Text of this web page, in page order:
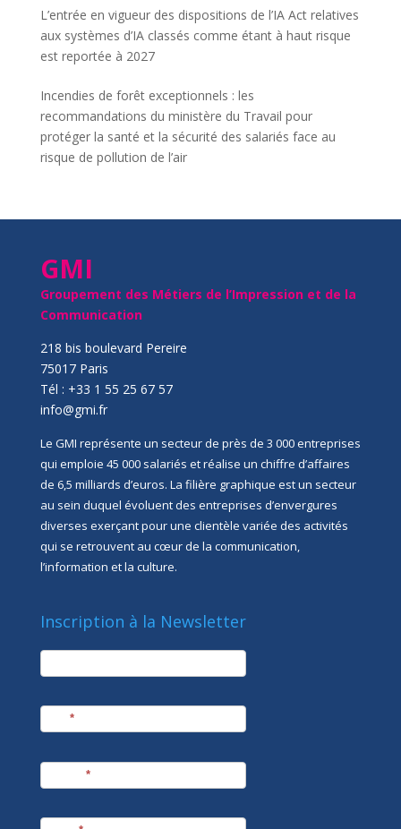
L’entrée en vigueur des dispositions de l’IA Act relatives
aux systèmes d’IA classés comme étant à haut risque
est reportée à 2027
Incendies de forêt exceptionnels : les
recommandations du ministère du Travail pour
protéger la santé et la sécurité des salariés face au
risque de pollution de l’air
GMI
Groupement des Métiers de l’Impression et de la
Communication
218 bis boulevard Pereire
75017 Paris
Tél : +33 1 55 25 67 57
info@gmi.fr
Le GMI représente un secteur de près de 3 000 entreprises
qui emploie 45 000 salariés et réalise un chiffre d’affaires
de 6,5 milliards d’euros. La filière graphique est un secteur
au sein duquel évoluent des entreprises d’envergures
diverses exerçant pour une clientèle variée des activités
qui se retrouvent au cœur de la communication,
l’information et la culture.
Inscription à la Newsletter
newsletter
*
*